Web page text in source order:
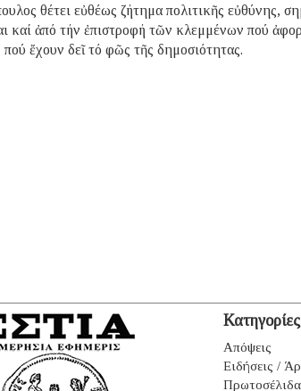
θέτει εὐθέως ζήτημα πολιτικῆς εὐθύνης,
καί ἀπό τήν ἐπιστροφή τῶν κλεμμένων πού
ἔχουν δεῖ τό φῶς τῆς δημοσιότητας.
Κατηγορίες
Απόψεις
Ειδήσεις /
Πρωτοσέλιδα